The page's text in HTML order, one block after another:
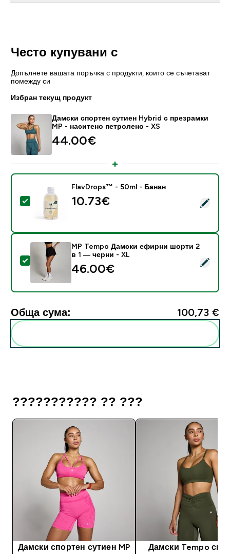
Често купувани с
Допълнете вашата поръчка с продукти, които се съчетават
помежду си
Избран текущ продукт
Дамски спортен сутиен Hybrid с презрамки
MP - наситено петролено - XS
44.00€‎
Select this product - FlavDrops™ - 50ml - Банан
FlavDrops™ - 50ml - Банан
10.73€‎
Select this product - MP Tempo Дамски ефирни
MP Tempo Дамски ефирни шорти 2
в 1 — черни - XL
46.00€‎
Обща сума: 100,73 €‎
??????????? ?? ???
Дамски спортен сутиен MP
Дамски Tempo